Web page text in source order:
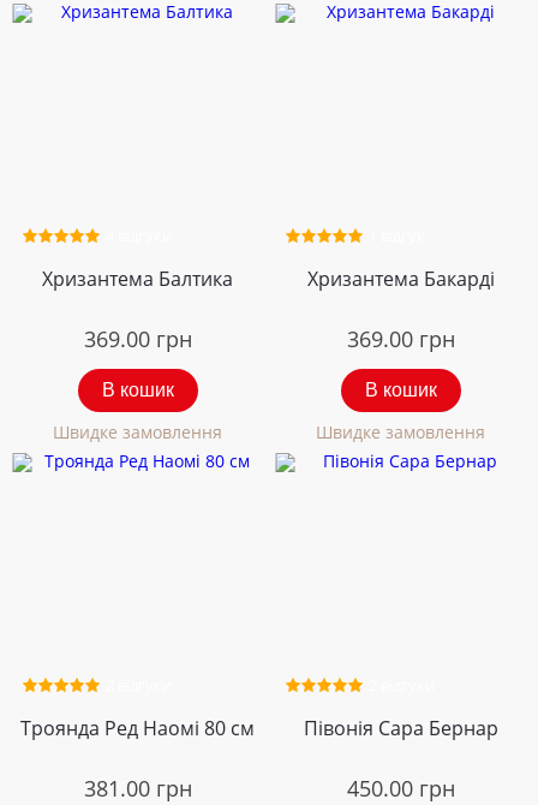
Хризантема Балтика
369.00 грн
В кошик
Швидке замовлення
Хризантема Бакарді
369.00 грн
В кошик
Швидке замовлення
Троянда Ред Наомі 80 см
381.00 грн
Півонія Сара Бернар
450.00 грн